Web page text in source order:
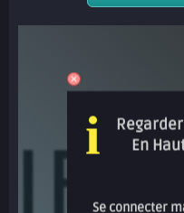
i
En
Se connecter